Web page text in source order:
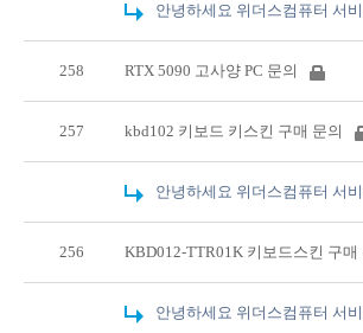
안녕하세요 위더스컴퓨터 서
258 RTX 5090 고사양 PC 문의
257 kbd102 키보드 키스킨 구매 문의
안녕하세요 위더스컴퓨터 서
256 KBD012-TTR01K 키보드스킨 구매
안녕하세요 위더스컴퓨터 서